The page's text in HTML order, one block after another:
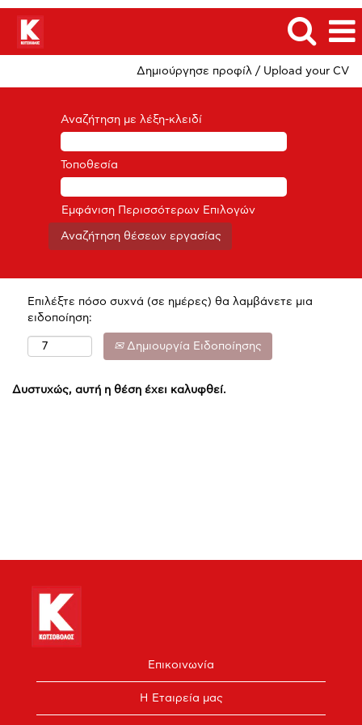
Δημιούργησε προφίλ / Upload your CV
Αναζήτηση με λέξη-κλειδί
Τοποθεσία
Εμφάνιση Περισσότερων Επιλογών
Επιλέξτε πόσο συχνά (σε ημέρες) θα λαμβάνετε μια
ειδοποίηση:
Δημιουργία Ειδοποίησης
Δυστυχώς, αυτή η θέση έχει καλυφθεί.
Επικοινωνία
Η Εταιρεία μας